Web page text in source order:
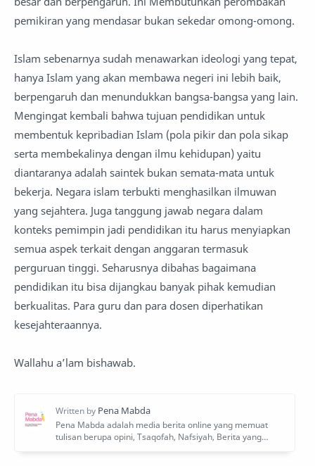
pemikiran yang mendasar bukan sekedar omong-omong.
Islam sebenarnya sudah menawarkan ideologi yang tepat,
hanya Islam yang akan membawa negeri ini lebih baik,
berpengaruh dan menundukkan bangsa-bangsa yang lain.
Mengingat kembali bahwa tujuan pendidikan untuk
membentuk kepribadian Islam (pola pikir dan pola sikap
serta membekalinya dengan ilmu kehidupan) yaitu
diantaranya adalah saintek bukan semata-mata untuk
bekerja. Negara islam terbukti menghasilkan ilmuwan
yang sejahtera. Juga tanggung jawab negara dalam
konteks pemimpin jadi pendidikan itu harus menyiapkan
semua aspek terkait dengan anggaran termasuk
perguruan tinggi. Seharusnya dibahas bagaimana
pendidikan itu bisa dijangkau banyak pihak kemudian
berkualitas. Para guru dan para dosen diperhatikan
kesejahteraannya.
Wallahu a’lam bishawab.